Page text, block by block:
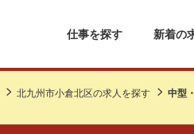
仕事を探す 新着の
北九州市小倉北区の求人を探す 中型